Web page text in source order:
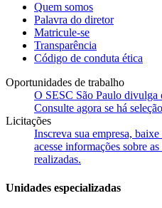
Quem somos
Palavra do diretor
Matricule-se
Transparência
Código de conduta ética
Oportunidades de trabalho
O SESC São Paulo divulga
Consulte agora se há
Licitações
Inscreva sua empresa,
acesse informações sobre
realizadas.
Unidades especializadas